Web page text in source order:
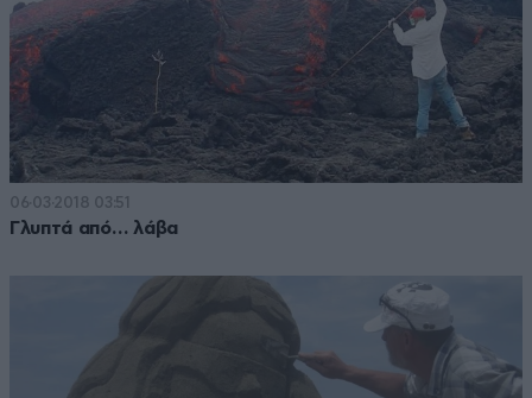
06·03·2018 03:51
Γλυπτά από… λάβα